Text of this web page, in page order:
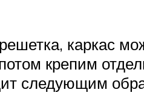
каркас
крепим
следующим